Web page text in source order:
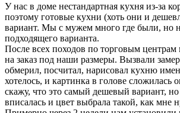
У нас в доме нестандартная кухня из-за
поэтому готовые кухни (хоть они и
вариант. Мы с мужем много где были, но
подходящего варианта.
После всех походов по торговым
на заказ под наши размеры. Вызвали
обмерил, посчитал, нарисовал кухню
хотелось, и картинка в голове сложилась
скажу, что это самый дешевый вариант,
вписалась и цвет выбрала такой, как мне